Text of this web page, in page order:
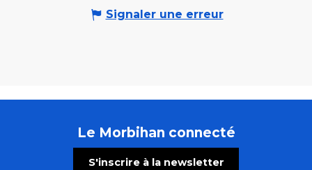
Signaler une erreur
Le Morbihan connecté
S'inscrire à la newsletter